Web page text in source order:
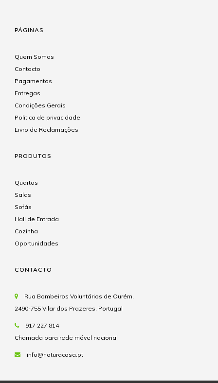
PÁGINAS
Quem Somos
Contacto
Pagamentos
Entregas
Condições Gerais
Politica de privacidade
Livro de Reclamações
PRODUTOS
Quartos
Salas
Sofás
Hall de Entrada
Cozinha
Oportunidades
CONTACTO
Rua Bombeiros Voluntários de Ourém,
2490-755 Vilar dos Prazeres, Portugal
917 227 814
Chamada para rede móvel nacional
info@naturacasa.pt